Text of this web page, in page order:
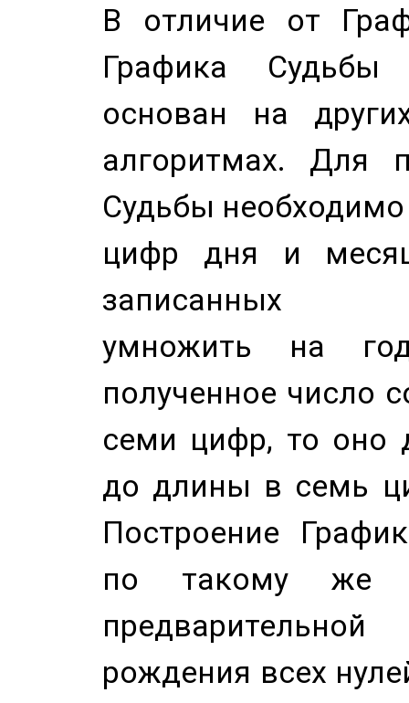
В отличие от
Графика
основан на
алгоритмах. Для
Судьбы
цифр дня и
записанных
умножить на
полученное число
семи цифр, то оно
до длины в семь
Построение
по такому же
рождения всех